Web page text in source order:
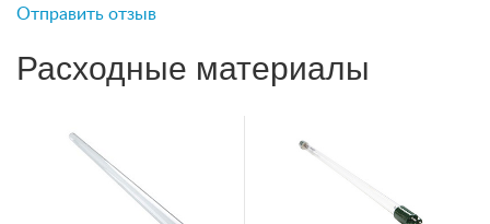
Отправить отзыв
Расходные материалы